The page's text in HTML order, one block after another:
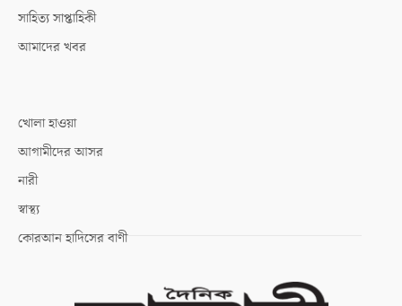
সাহিত্য সাপ্তাহিকী
আমাদের খবর
খোলা হাওয়া
আগামীদের আসর
নারী
স্বাস্থ্য
কোরআন হাদিসের বাণী